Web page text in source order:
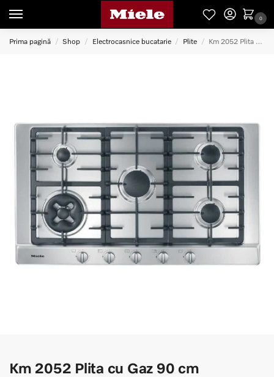
0
Prima pagină / Shop / Electrocasnice bucatarie / Plite / Km 2052 Plita cu Gaz 90 cm
Km 2052 Plita cu Gaz 90 cm